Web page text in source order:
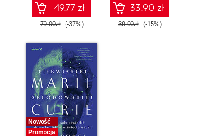
49.77 zł
79.00zł (-37%)
33.90 zł
39.90zł (-15%)
Nowość
Promocja